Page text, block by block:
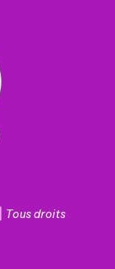
Tousdroits